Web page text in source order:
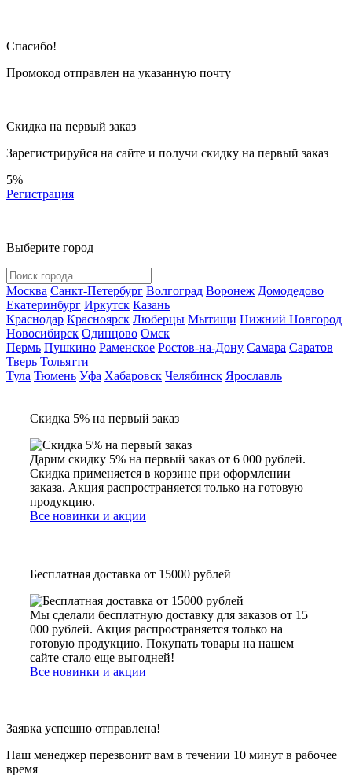
Спасибо!
Промокод отправлен на указанную почту
Скидка на первый заказ
Зарегистрируйся на сайте и получи скидку на первый заказ
5%
Регистрация
Выберите город
Москва Санкт-Петербург Волгоград Воронеж Домодедово
Екатеринбург Иркутск Казань
Краснодар Красноярск Люберцы Мытищи Нижний Новгород
Новосибирск Одинцово Омск
Пермь Пушкино Раменское Ростов-на-Дону Самара Саратов
Тверь Тольятти
Тула Тюмень Уфа Хабаровск Челябинск Ярославль
Скидка 5% на первый заказ
Дарим скидку 5% на первый заказ от 6 000 рублей.
Скидка применяется в корзине при оформлении
заказа. Акция распространяется только на готовую
продукцию.
Все новинки и акции
Бесплатная доставка от 15000 рублей
Мы сделали бесплатную доставку для заказов от 15
000 рублей. Акция распространяется только на
готовую продукцию. Покупать товары на нашем
сайте стало еще выгодней!
Все новинки и акции
Заявка успешно отправлена!
Наш менеджер перезвонит вам в течении 10 минут в рабочее
время